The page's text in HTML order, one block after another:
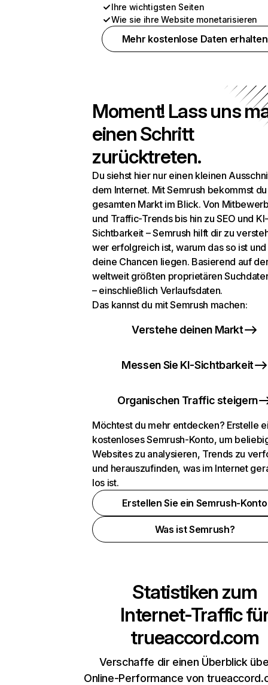
Ihre wichtigsten Seiten
Wie sie ihre Website monetarisieren
Mehr kostenlose Daten erhalten
Moment! Lass uns
einen Schritt
zurücktreten.
Du siehst hier nur einen kleinen
dem Internet. Mit Semrush bekommst
gesamten Markt im Blick. Von
und Traffic-Trends bis hin zu SEO und KI-
Sichtbarkeit – Semrush hilft dir zu
wer erfolgreich ist, warum das so ist
deine Chancen liegen. Basierend auf
weltweit größten proprietären
– einschließlich Verlaufsdaten.
Das kannst du mit Semrush machen:
Verstehe deinen Markt
Messen Sie KI-Sichtbarkeit
Organischen Traffic steigern
Möchtest du mehr entdecken? Erstelle
kostenloses Semrush-Konto, um
Websites zu analysieren, Trends zu
und herauszufinden, was im Internet
los ist.
Erstellen Sie ein Semrush-Konto
Was ist Semrush?
Statistiken zum
Internet-Traffic
trueaccord.com
Verschaffe dir einen Überblick
Online-Performance von